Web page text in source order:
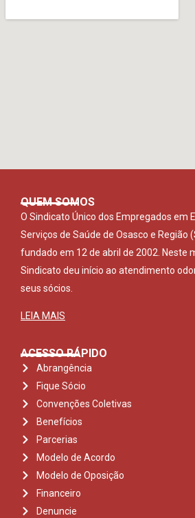
QUEM SOMOS
O Sindicato Único dos Empregados em
Serviços de Saúde de Osasco e Região
fundado em 12 de abril de 2002. Neste
Sindicato deu início ao atendimento
seus sócios.
LEIA MAIS
ACESSO RÁPIDO
Abrangência
Fique Sócio
Convenções Coletivas
Benefícios
Parcerias
Modelo de Acordo
Modelo de Oposição
Financeiro
Denuncie